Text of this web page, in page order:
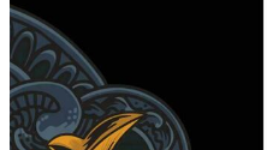
Videos
Gráficos en Movimiento
Imágenes Editoriales